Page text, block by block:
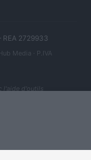
2729933
Media · P.IVA
l'aide d'outils